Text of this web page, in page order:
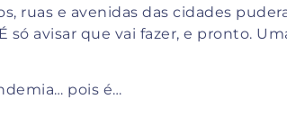
ruas e avenidas das cidades
só avisar que vai fazer, e pronto.
pois é…